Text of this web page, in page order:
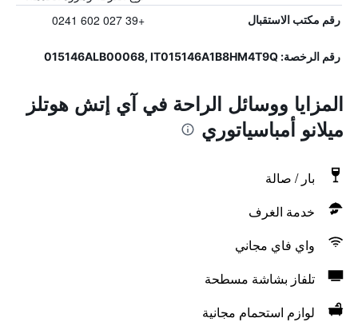
رقم مكتب الاستقبال +39 027 602 0241
رقم الرخصة: 015146ALB00068, IT015146A1B8HM4T9Q
المزايا ووسائل الراحة في آي إتش هوتلز
ميلانو أمباسياتوري
بار / صالة
خدمة الغرف
واي فاي مجاني
تلفاز بشاشة مسطحة
لوازم استحمام مجانية